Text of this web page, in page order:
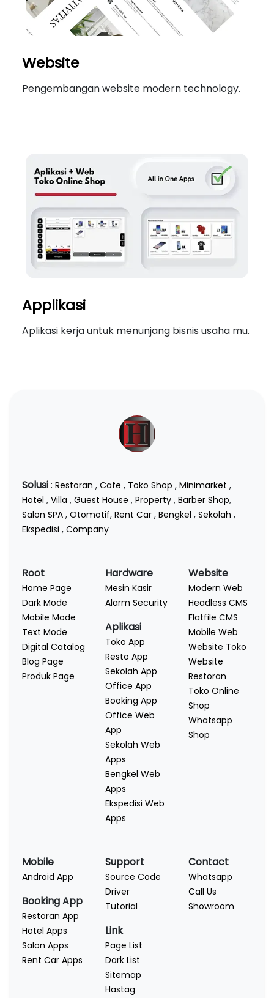
Website
Pengembangan website modern technology.
Applikasi
Aplikasi kerja untuk menunjang bisnis usaha mu.
Solusi: Restoran , Cafe , Toko Shop , Minimarket ,
Hotel , Villa , Guest House , Property , Barber Shop,
Salon SPA , Otomotif, Rent Car , Bengkel , Sekolah ,
Ekspedisi , Company
Root
Home Page
Dark Mode
Mobile Mode
Text Mode
Digital Catalog
Blog Page
Produk Page
Hardware
Mesin Kasir
Alarm Security
Aplikasi
Toko App
Resto App
Sekolah App
Office App
Booking App
Office Web
App
Sekolah Web
Apps
Bengkel Web
Apps
Ekspedisi Web
Apps
Website
Modern Web
Headless CMS
Flatfile CMS
Mobile Web
Website Toko
Website
Restoran
Toko Online
Shop
Whatsapp
Shop
Mobile
Android App
Booking App
Restoran App
Hotel Apps
Salon Apps
Rent Car Apps
Support
Source Code
Driver
Tutorial
Link
Page List
Dark List
Sitemap
Hastag
Contact
Whatsapp
Call Us
Showroom